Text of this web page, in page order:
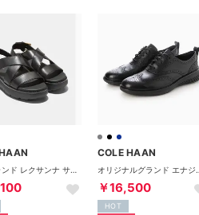
COLE HAAN
￥16,500
HOT